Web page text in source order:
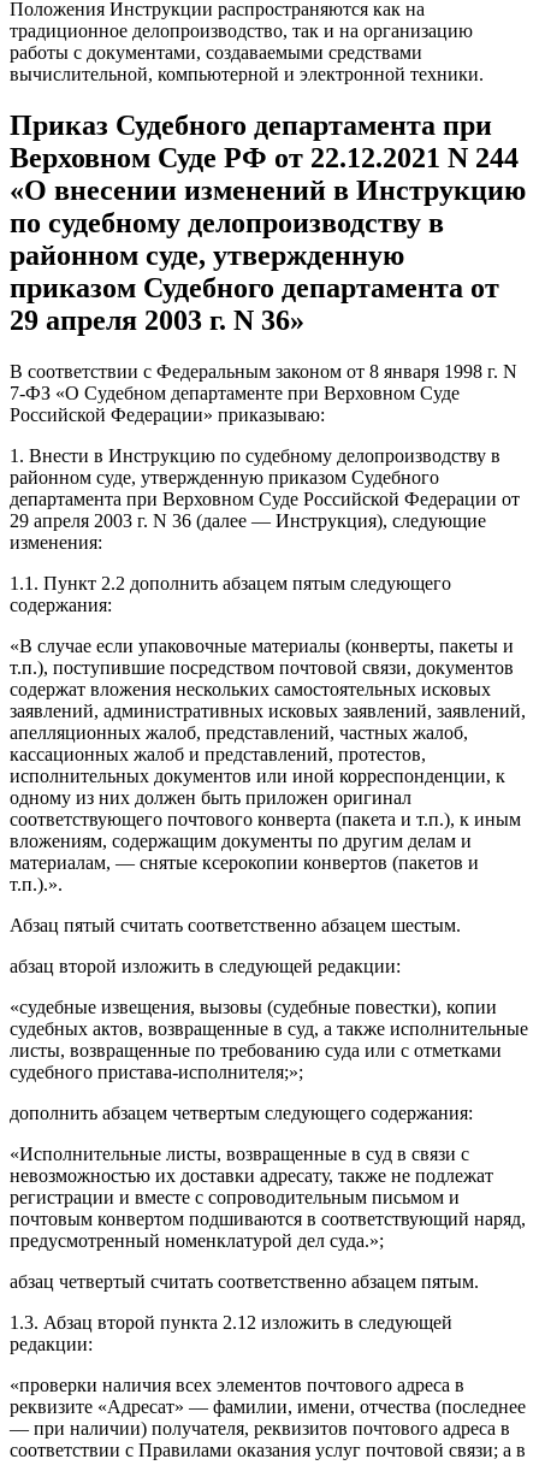
Положения Инструкции распространяются как на
традиционное делопроизводство, так и на организацию
работы с документами, создаваемыми средствами
вычислительной, компьютерной и электронной техники.
Приказ Судебного департамента при
Верховном Суде РФ от 22.12.2021 N 244
«О внесении изменений в Инструкцию
по судебному делопроизводству в
районном суде, утвержденную
приказом Судебного департамента от
29 апреля 2003 г. N 36»
В соответствии с Федеральным законом от 8 января 1998 г. N
7-ФЗ «О Судебном департаменте при Верховном Суде
Российской Федерации» приказываю:
1. Внести в Инструкцию по судебному делопроизводству в
районном суде, утвержденную приказом Судебного
департамента при Верховном Суде Российской Федерации от
29 апреля 2003 г. N 36 (далее — Инструкция), следующие
изменения:
1.1. Пункт 2.2 дополнить абзацем пятым следующего
содержания:
«В случае если упаковочные материалы (конверты, пакеты и
т.п.), поступившие посредством почтовой связи, документов
содержат вложения нескольких самостоятельных исковых
заявлений, административных исковых заявлений, заявлений,
апелляционных жалоб, представлений, частных жалоб,
кассационных жалоб и представлений, протестов,
исполнительных документов или иной корреспонденции, к
одному из них должен быть приложен оригинал
соответствующего почтового конверта (пакета и т.п.), к иным
вложениям, содержащим документы по другим делам и
материалам, — снятые ксерокопии конвертов (пакетов и
т.п.).».
Абзац пятый считать соответственно абзацем шестым.
абзац второй изложить в следующей редакции:
«судебные извещения, вызовы (судебные повестки), копии
судебных актов, возвращенные в суд, а также исполнительные
листы, возвращенные по требованию суда или с отметками
судебного пристава-исполнителя;»;
дополнить абзацем четвертым следующего содержания:
«Исполнительные листы, возвращенные в суд в связи с
невозможностью их доставки адресату, также не подлежат
регистрации и вместе с сопроводительным письмом и
почтовым конвертом подшиваются в соответствующий наряд,
предусмотренный номенклатурой дел суда.»;
абзац четвертый считать соответственно абзацем пятым.
1.3. Абзац второй пункта 2.12 изложить в следующей
редакции:
«проверки наличия всех элементов почтового адреса в
реквизите «Адресат» — фамилии, имени, отчества (последнее
— при наличии) получателя, реквизитов почтового адреса в
соответствии с Правилами оказания услуг почтовой связи; а в